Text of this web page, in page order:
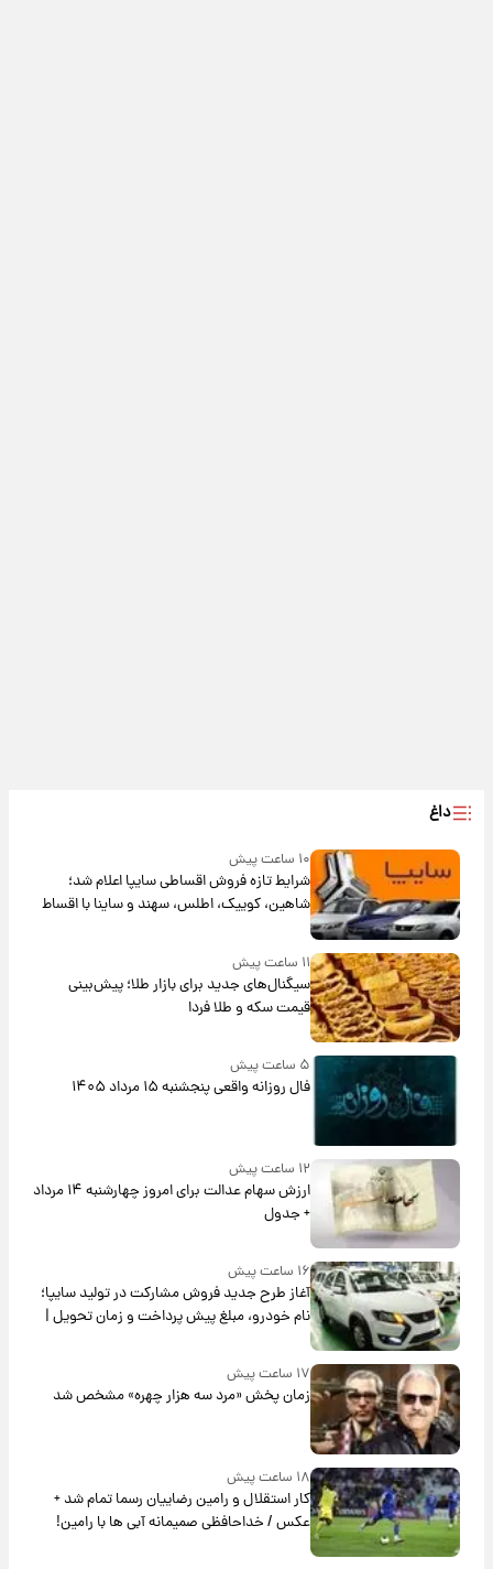
داغ
۱۰ ساعت پیش
شرایط تازه فروش اقساطی سایپا اعلام شد؛
شاهین، کوییک، اطلس، سهند و ساینا با اقساط
بلندمدت + جدول
۱۱ ساعت پیش
سیگنال‌های جدید برای بازار طلا؛ پیش‌بینی
قیمت سکه و طلا فردا
۵ ساعت پیش
فال روزانه واقعی پنجشنبه ۱۵ مرداد ۱۴۰۵
۱۲ ساعت پیش
ارزش سهام عدالت برای امروز چهارشنبه ۱۴ مرداد
+ جدول
۱۶ ساعت پیش
آغاز طرح جدید فروش مشارکت در تولید سایپا؛
نام خودرو، مبلغ پیش پرداخت و زمان تحویل |
سود مشارکت چند درصد است؟
۱۷ ساعت پیش
زمان پخش «مرد سه هزار چهره» مشخص شد
۱۸ ساعت پیش
کار استقلال و رامین رضاییان رسما تمام شد +
عکس / خداحافظی صمیمانه آبی ها با رامین!